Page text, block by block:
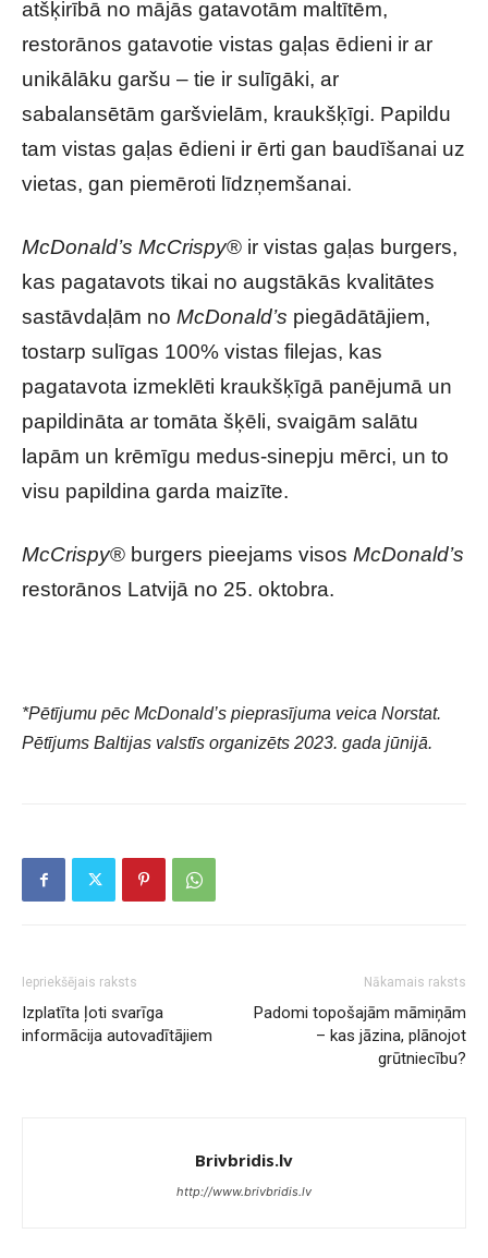
atšķirībā no mājās gatavotām maltītēm,
restorānos gatavotie vistas gaļas ēdieni ir ar
unikālāku garšu – tie ir sulīgāki, ar
sabalansētām garšvielām, kraukšķīgi. Papildu
tam vistas gaļas ēdieni ir ērti gan baudīšanai uz
vietas, gan piemēroti līdzņemšanai.
McDonald’s McCrispy® ir vistas gaļas burgers,
kas pagatavots tikai no augstākās kvalitātes
sastāvdaļām no McDonald’s piegādātājiem,
tostarp sulīgas 100% vistas filejas, kas
pagatavota izmeklēti kraukšķīgā panējumā un
papildināta ar tomāta šķēli, svaigām salātu
lapām un krēmīgu medus-sinepju mērci, un to
visu papildina garda maizīte.
McCrispy® burgers pieejams visos McDonald’s
restorānos Latvijā no 25. oktobra.
*Pētījumu pēc McDonald’s pieprasījuma veica Norstat.
Pētījums Baltijas valstīs organizēts 2023. gada jūnijā.
Iepriekšējais raksts
Izplatīta ļoti svarīga
informācija autovadītājiem
Nākamais raksts
Padomi topošajām māmiņām
– kas jāzina, plānojot
grūtniecību?
Brivbridis.lv
http://www.brivbridis.lv